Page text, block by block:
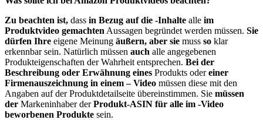
Zu beachten ist, dass in Bezug auf die -Inhalte alle im
Produktvideo gemachten Aussagen begründet werden müssen. Sie
dürfen Ihre eigene Meinung äußern, aber sie muss so klar
erkennbar sein. Natürlich müssen auch alle angegebenen
Produkteigenschaften der Wahrheit entsprechen. Bei der
Beschreibung oder Erwähnung eines Produkts odereiner
Firmenauszeichnung in einem – Video müssen diese mit den
Angaben auf der Produktdetailseite übereinstimmen. Sie müssen
der Markeninhaber derProdukt-ASIN für alle im -Video
beworbenen Produkte sein.